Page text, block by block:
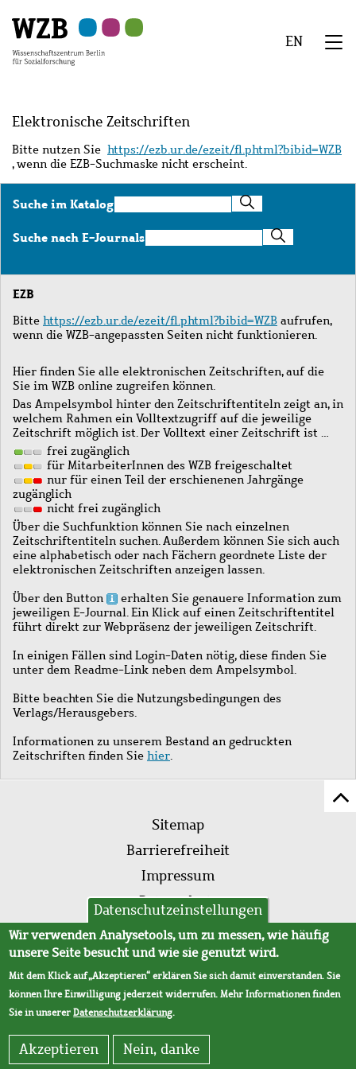
Hauptinhalt
springen
Navigation
springen
Suche
springen
Sekundärnavigation
springen
Fußzeile
springen
EN
Elektronische Zeitschriften
Bitte nutzen Sie https://ezb.ur.de/ezeit/fl.phtml?bibid=WZB
, wenn die EZB-Suchmaske nicht erscheint.
Suche im KatalogSuche
im
Katalog
Suche nach E-JournalsSuche
nach
Journals
EZB
Bitte https://ezb.ur.de/ezeit/fl.phtml?bibid=WZB aufrufen,
wenn die WZB-angepassten Seiten nicht funktionieren.
Hier finden Sie alle elektronischen Zeitschriften, auf die
Sie im WZB online zugreifen können.
Das Ampelsymbol hinter den Zeitschriftentiteln zeigt an, in
welchem Rahmen ein Volltextzugriff auf die jeweilige
Zeitschrift möglich ist. Der Volltext einer Zeitschrift ist …
frei zugänglich
für MitarbeiterInnen des WZB freigeschaltet
nur für einen Teil der erschienenen Jahrgänge
zugänglich
nicht frei zugänglich
Über die Suchfunktion können Sie nach einzelnen
Zeitschriftentiteln suchen. Außerdem können Sie sich auch
eine alphabetisch oder nach Fächern geordnete Liste der
elektronischen Zeitschriften anzeigen lassen.
Über den Button
erhalten Sie genauere Information zum
jeweiligen E-Journal. Ein Klick auf einen Zeitschriftentitel
führt direkt zur Webpräsenz der jeweiligen Zeitschrift.
In einigen Fällen sind Login-Daten nötig, diese finden Sie
unter dem Readme-Link neben dem Ampelsymbol.
Bitte beachten Sie die Nutzungsbedingungen des
Verlags/Herausgebers.
Informationen zu unserem Bestand an gedruckten
Zeitschriften finden Sie hier.
Fußleistenmenü
Sitemap
Barrierefreiheit
Impressum
Datenschutz
AVB
Datenschutzeinstellungen
Wir verwenden Analysetools, um zu messen, wie häufig
unsere Seite besucht und wie sie genutzt wird.
Mit dem Klick auf „Akzeptieren“ erklären Sie sich damit einverstanden. Sie
können Ihre Einwilligung jederzeit widerrufen. Mehr Informationen finden
Sie in unsererDatenschutzerklärung.
Akzeptieren Nein, danke